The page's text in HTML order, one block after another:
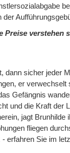
der
Preise verstehen
dann sicher jeder
er
Gefängnis
und die Kraft der
jagt
fliegen
erfahren Sie im